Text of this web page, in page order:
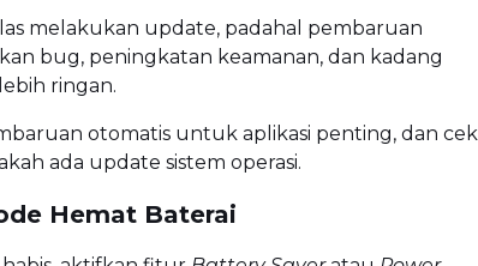
melakukan update, padahal pembaruan
bug, peningkatan keamanan, dan kadang
ringan.
otomatis untuk aplikasi penting, dan cek
ada update sistem operasi.
Hemat Baterai